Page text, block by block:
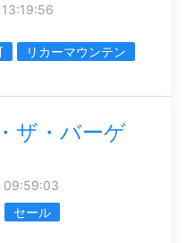
リカーマウンテン
ザ・バーゲ
09:59:03
セール